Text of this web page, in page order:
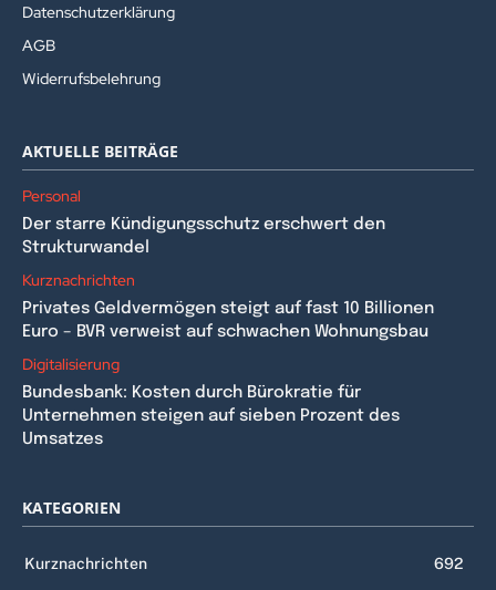
Datenschutzerklärung
AGB
Widerrufsbelehrung
AKTUELLE BEITRÄGE
Personal
Der starre Kündigungsschutz erschwert den
Strukturwandel
Kurznachrichten
Privates Geldvermögen steigt auf fast 10 Billionen
Euro – BVR verweist auf schwachen Wohnungsbau
Digitalisierung
Bundesbank: Kosten durch Bürokratie für
Unternehmen steigen auf sieben Prozent des
Umsatzes
KATEGORIEN
Kurznachrichten
692